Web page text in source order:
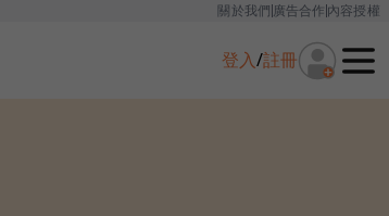
關於我們廣告合作內容授權
登入/註冊